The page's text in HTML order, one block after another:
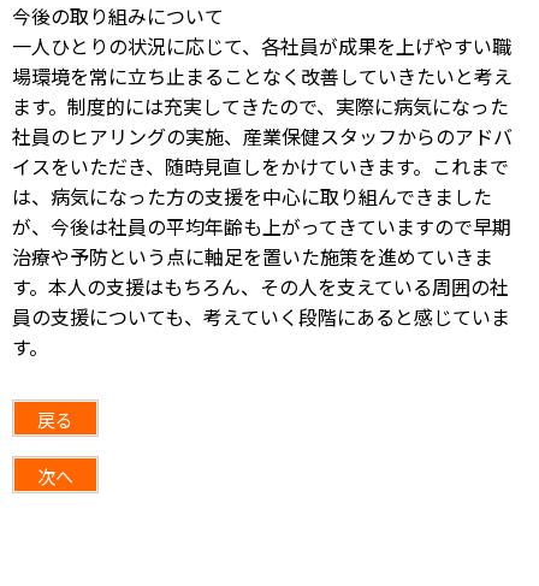
今後の取り組みについて
一人ひとりの状況に応じて、各社員が成果を上げやすい職
場環境を常に立ち止まることなく改善していきたいと考え
ます。制度的には充実してきたので、実際に病気になった
社員のヒアリングの実施、産業保健スタッフからのアドバ
イスをいただき、随時見直しをかけていきます。これまで
は、病気になった方の支援を中心に取り組んできました
が、今後は社員の平均年齢も上がってきていますので早期
治療や予防という点に軸足を置いた施策を進めていきま
す。本人の支援はもちろん、その人を支えている周囲の社
員の支援についても、考えていく段階にあると感じていま
す。
戻る
次へ